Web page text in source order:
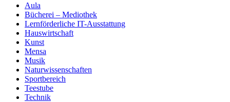
Aula
Bücherei – Mediothek
Lernförderliche IT-Ausstattung
Hauswirtschaft
Kunst
Mensa
Musik
Naturwissenschaften
Sportbereich
Teestube
Technik